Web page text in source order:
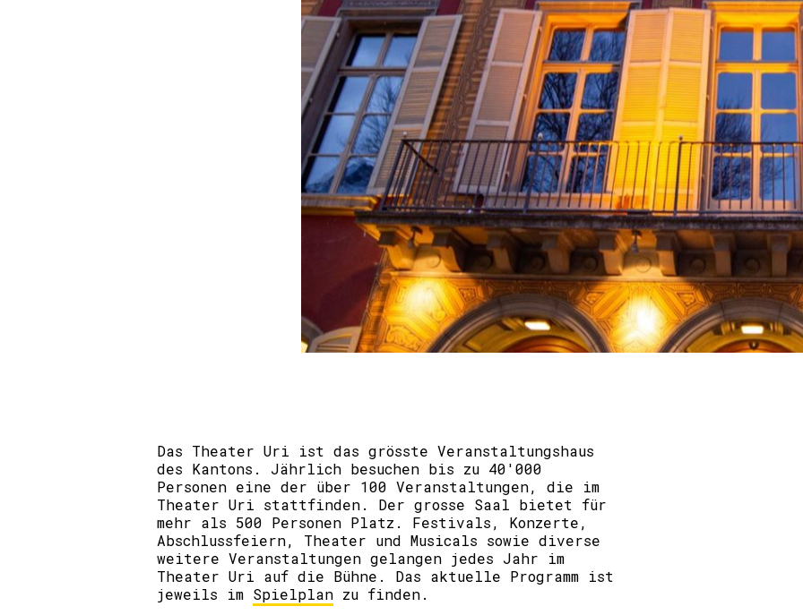
Das Theater Uri ist das grösste Veranstaltungshaus
des Kantons. Jährlich besuchen bis zu 40'000
Personen eine der über 100 Veranstaltungen, die im
Theater Uri stattfinden. Der grosse Saal bietet für
mehr als 500 Personen Platz. Festivals, Konzerte,
Abschlussfeiern, Theater und Musicals sowie diverse
weitere Veranstaltungen gelangen jedes Jahr im
Theater Uri auf die Bühne. Das aktuelle Programm ist
jeweils im Spielplan zu finden.